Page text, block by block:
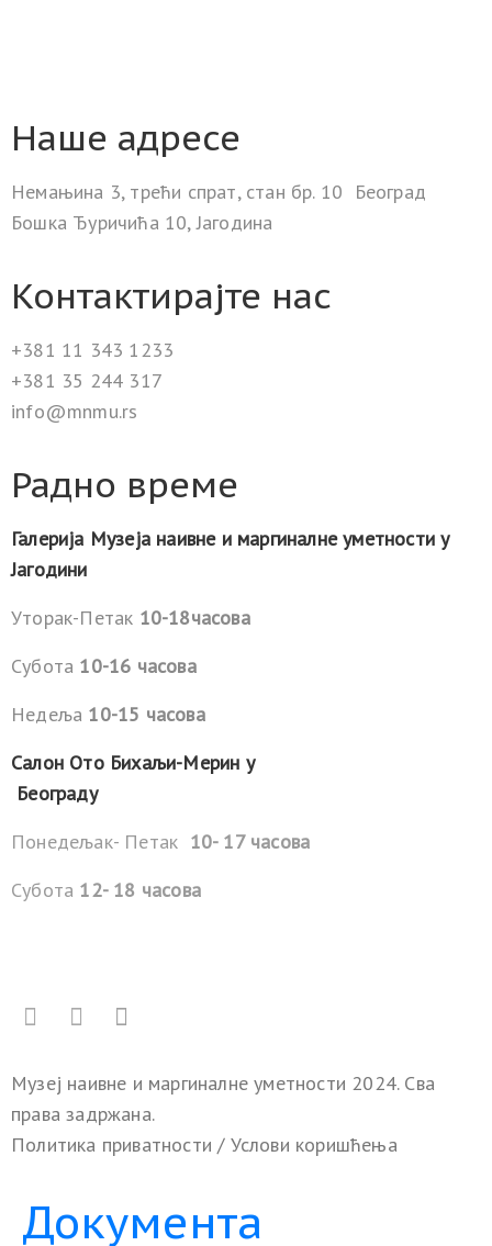
Наше адресе
Немањина 3, трећи спрат, стан бр. 10 Београд
Бошка Ђуричића 10, Јагодина
Контактирајте нас
+381 11 343 1233
+381 35 244 317
info@mnmu.rs
Радно време
Галерија Музеја наивне и маргиналне уметности у
Јагодини
Уторак-Петак 10-18часова
Субота 10-16 часова
Недеља 10-15 часова
Салон Ото Бихаљи-Мерин у
Београду
Понедељак- Петак 10- 17 часова
Субота 12- 18 часова
Музеј наивне и маргиналне уметности 2024. Сва
права задржана.
Политика приватности / Услови коришћења
Документа